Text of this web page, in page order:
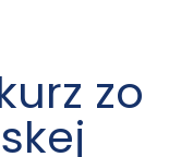
zo